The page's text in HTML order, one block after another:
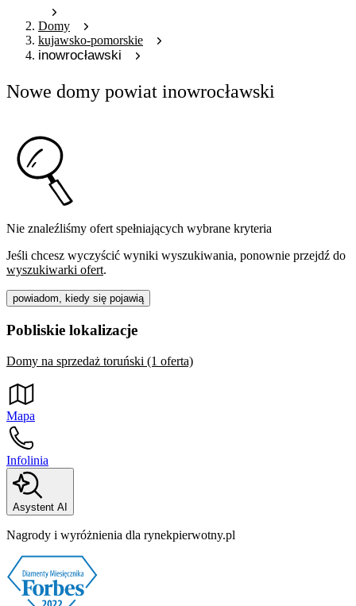
Domy
kujawsko-pomorskie
inowrocławski
Nowe domy powiat inowrocławski
Nie znaleźliśmy ofert spełniających wybrane kryteria
Jeśli chcesz wyczyścić wyniki wyszukiwania, ponownie przejdź do
wyszukiwarki ofert.
powiadom, kiedy się pojawią
Pobliskie lokalizacje
Domy na sprzedaż toruński (1 oferta)
Mapa
Infolinia
Asystent AI
Nagrody i wyróżnienia dla rynekpierwotny.pl